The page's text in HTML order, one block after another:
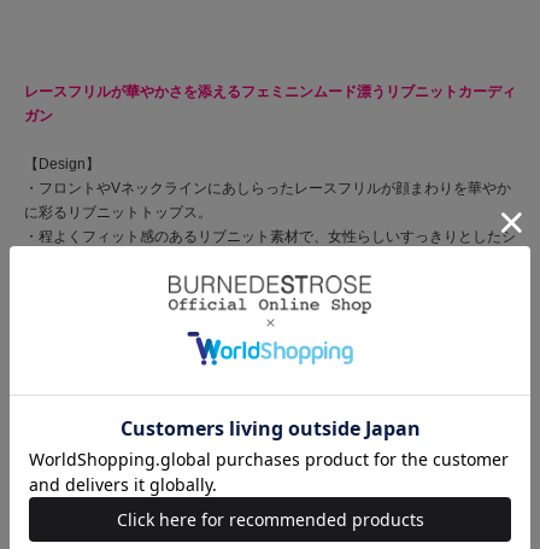
レースフリルが華やかさを添えるフェミニンムード漂うリブニットカーディ
ガン
【Design】
・フロントやVネックラインにあしらったレースフリルが顔まわりを華やか
に彩るリブニットトップス。
・程よくフィット感のあるリブニット素材で、女性らしいすっきりとしたシ
・スカート合わせでフェミニンに、デニム合わせでカジュアルダウンした着
・無地とボーダーのアソート展開で、カラーによって異なる雰囲気を楽しめ
・フロントボタン仕様
【Fabric】
・伸縮性のあるやわらかなリブニット素材で、快適な着心地。
・さらっとした風合いでロングシーズン取り入れやすいのも魅力です。